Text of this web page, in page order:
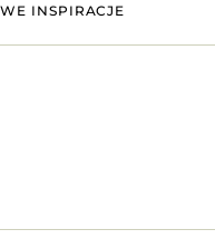
INSPIRACJE